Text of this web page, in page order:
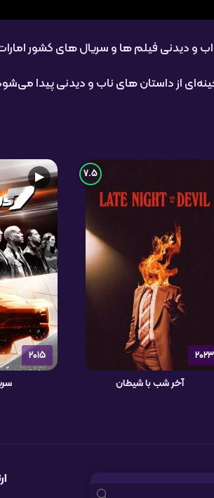
و دیدنی فیلم ها و سریال های کشور
از داستان های ناب و دیدنی پیدا
2023
7.5
آخر شب با شیطان
2015
▶